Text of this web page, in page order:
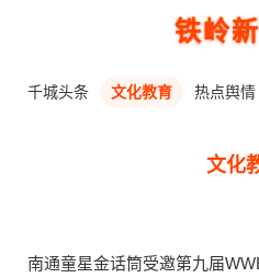
铁岭
千城头条 文化教育 热点舆情
文化